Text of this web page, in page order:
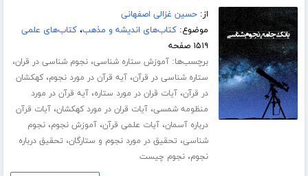
از:حسین غزالی اصفهانی
موضوع:کتاب‌های اندیشه و مذهب،کتاب‌های علمی
۱۵۱۹ صفحه
برچسب‌ها:آموزش ستاره شناسی،نجوم شناسی در قران،
ستاره شناسی در قرآن،آیه قرآن در مورد نجوم،کهکشان
در قرآن،آیات قران در مورد ستاره،آیه قرآن در مورد
منظومه شمسی،آیات قران در مورد کهکشان،آیات قرآن
درباره آسمان،آیات علمی قرآن،آموزش نجوم،نجوم
شناسی، تحقیق در مورد نجوم و ستارگان، تحقیق درباره
نجوم،نجوم چیست